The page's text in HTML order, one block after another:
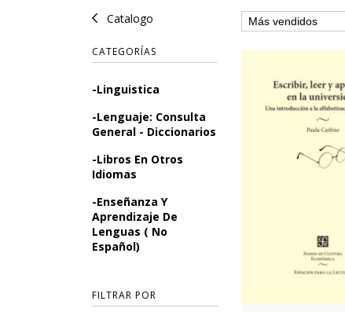
Catalogo
CATEGORÍAS
-Linguistica
-Lenguaje: Consulta
General - Diccionarios
-Libros En Otros
Idiomas
-Enseñanza Y
Aprendizaje De
Lenguas ( No
Español)
FILTRAR POR